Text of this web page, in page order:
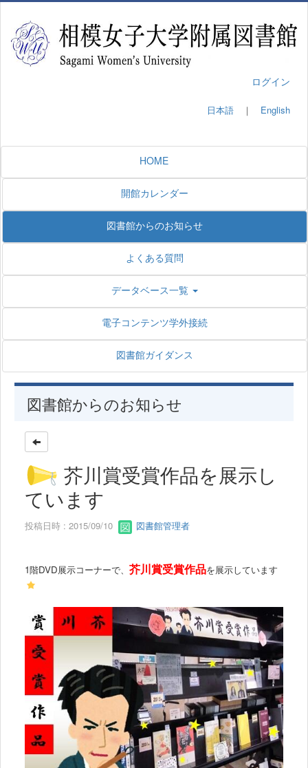
ログイン
日本語 ｜ English
HOME
開館カレンダー
図書館からのお知らせ
よくある質問
データベース一覧
電子コンテンツ学外接続
図書館ガイダンス
図書館からのお知らせ
芥川賞受賞作品を展示し
ています
投稿日時 : 2015/09/10 図書館管理者
1階DVD展示コーナーで、 芥川賞受賞作品を展示しています